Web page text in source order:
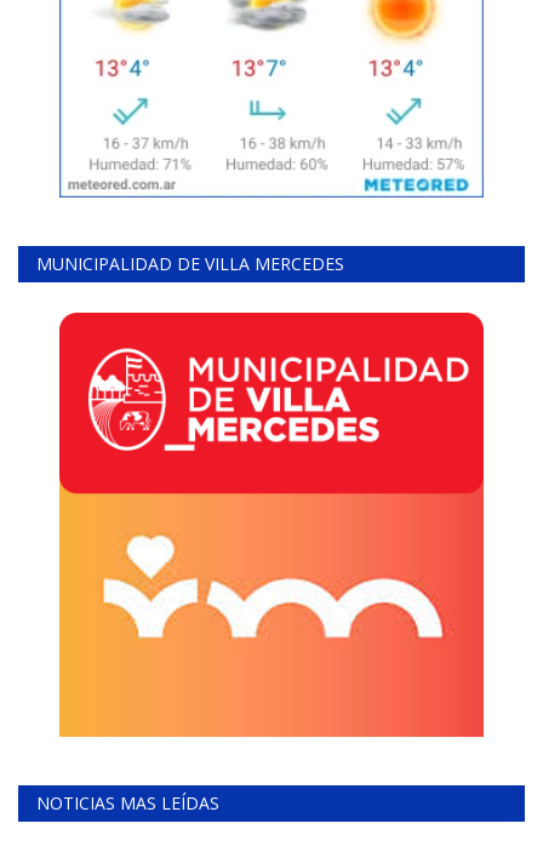
MUNICIPALIDAD DE VILLA MERCEDES
NOTICIAS MAS LEÍDAS